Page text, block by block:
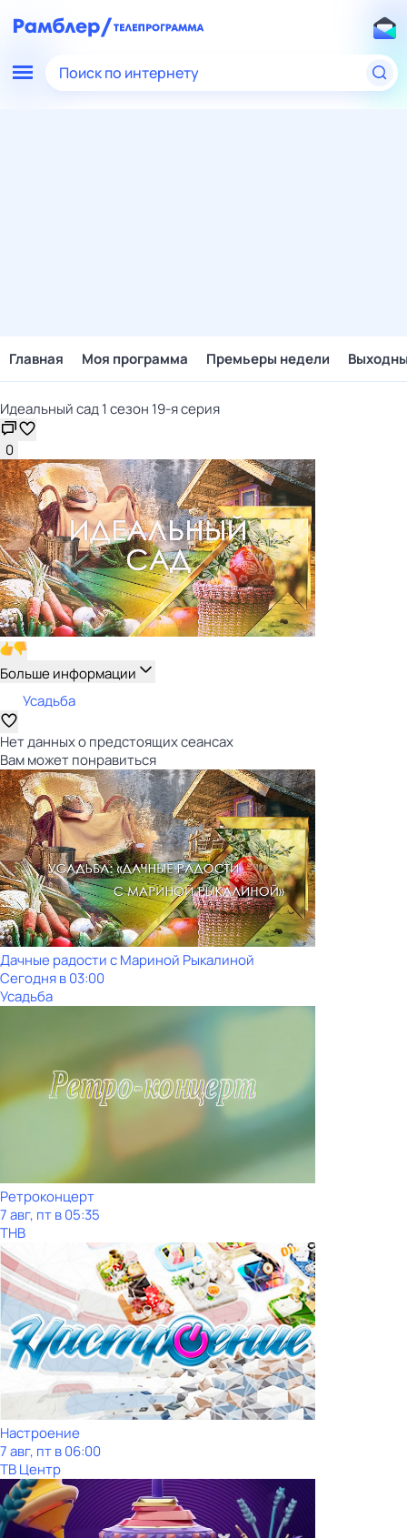
Поиск по интернету
Главная Моя программа Премьеры недели
Идеальный сад 1 сезон 19-я серия
0
Больше информации
Усадьба
Нет данных о предстоящих сеансах
Вам может понравиться
Дачные радости с Мариной Рыкалиной
Сегодня в 03:00
Усадьба
Ретроконцерт
7 авг, пт в 05:35
ТНВ
Настроение
7 авг, пт в 06:00
ТВ Центр